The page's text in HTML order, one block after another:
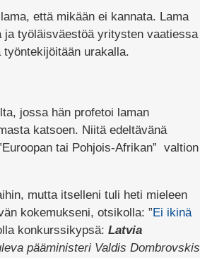
että mikään ei kannata. Lama
ja työläisväestöä yritysten vaatiessa
urakalla.
jossa hän profetoi laman
katsoen. Niitä edeltävänä
tai Pohjois-Afrikan” valtion
mutta itselleni tuli heti mieleen
kokemukseni, otsikolla: ”Ei ikinä
konkurssikypsä: Latvia
pääministeri Valdis Dombrovskis